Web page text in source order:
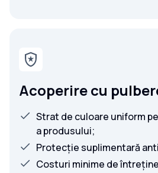
Acoperire cu
Strat de culoare uniform
a produsului;
Protecție suplimentară
Costuri minime de